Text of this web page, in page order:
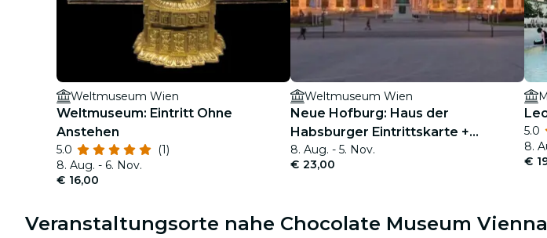
Weltmuseum Wien
Weltmuseum: Eintritt Ohne
Anstehen
5.0
(1)
8. Aug. - 6. Nov.
€ 16,00
Weltmuseum Wien
Neue Hofburg: Haus der
Habsburger Eintrittskarte +
Audioguide
8. Aug. - 5. Nov.
€ 23,00
5.0
8.
€
Veranstaltungsorte nahe Chocolate Museum Vienna